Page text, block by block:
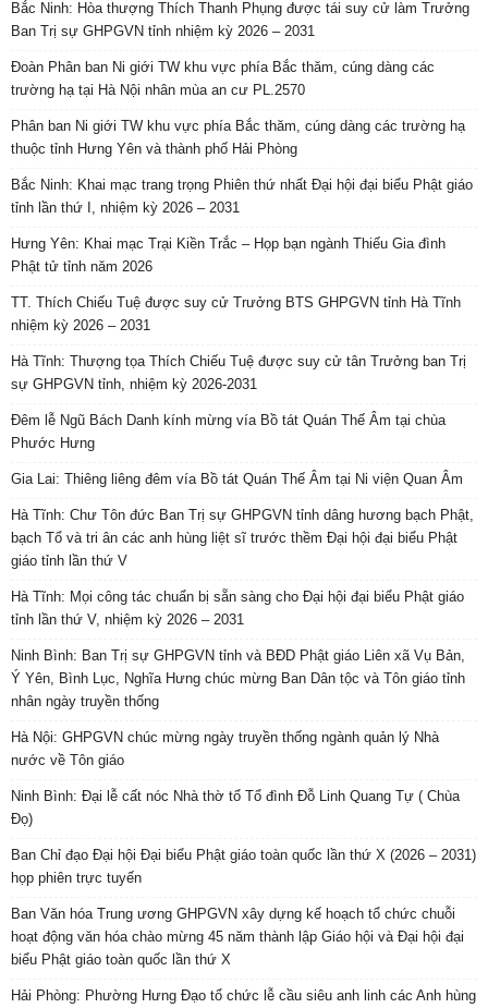
Bắc Ninh: Hòa thượng Thích Thanh Phụng được tái suy cử làm Trưởng
Ban Trị sự GHPGVN tỉnh nhiệm kỳ 2026 – 2031
Đoàn Phân ban Ni giới TW khu vực phía Bắc thăm, cúng dàng các
trường hạ tại Hà Nội nhân mùa an cư PL.2570
Phân ban Ni giới TW khu vực phía Bắc thăm, cúng dàng các trường hạ
thuộc tỉnh Hưng Yên và thành phố Hải Phòng
Bắc Ninh: Khai mạc trang trọng Phiên thứ nhất Đại hội đại biểu Phật giáo
tỉnh lần thứ I, nhiệm kỳ 2026 – 2031
Hưng Yên: Khai mạc Trại Kiền Trắc – Họp bạn ngành Thiếu Gia đình
Phật tử tỉnh năm 2026
TT. Thích Chiếu Tuệ được suy cử Trưởng BTS GHPGVN tỉnh Hà Tĩnh
nhiệm kỳ 2026 – 2031
Hà Tĩnh: Thượng tọa Thích Chiếu Tuệ được suy cử tân Trưởng ban Trị
sự GHPGVN tỉnh, nhiệm kỳ 2026-2031
Đêm lễ Ngũ Bách Danh kính mừng vía Bồ tát Quán Thế Âm tại chùa
Phước Hưng
Gia Lai: Thiêng liêng đêm vía Bồ tát Quán Thế Âm tại Ni viện Quan Âm
Hà Tĩnh: Chư Tôn đức Ban Trị sự GHPGVN tỉnh dâng hương bạch Phật,
bạch Tổ và tri ân các anh hùng liệt sĩ trước thềm Đại hội đại biểu Phật
giáo tỉnh lần thứ V
Hà Tĩnh: Mọi công tác chuẩn bị sẵn sàng cho Đại hội đại biểu Phật giáo
tỉnh lần thứ V, nhiệm kỳ 2026 – 2031
Ninh Bình: Ban Trị sự GHPGVN tỉnh và BĐD Phật giáo Liên xã Vụ Bản,
Ý Yên, Bình Lục, Nghĩa Hưng chúc mừng Ban Dân tộc và Tôn giáo tỉnh
nhân ngày truyền thống
Hà Nội: GHPGVN chúc mừng ngày truyền thống ngành quản lý Nhà
nước về Tôn giáo
Ninh Bình: Đại lễ cất nóc Nhà thờ tổ Tổ đình Đỗ Linh Quang Tự ( Chùa
Đọ)
Ban Chỉ đạo Đại hội Đại biểu Phật giáo toàn quốc lần thứ X (2026 – 2031)
họp phiên trực tuyến
Ban Văn hóa Trung ương GHPGVN xây dựng kế hoạch tổ chức chuỗi
hoạt động văn hóa chào mừng 45 năm thành lập Giáo hội và Đại hội đại
biểu Phật giáo toàn quốc lần thứ X
Hải Phòng: Phường Hưng Đạo tổ chức lễ cầu siêu anh linh các Anh hùng